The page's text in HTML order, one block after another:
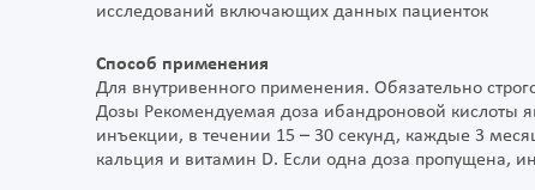
исследований включающих данных пациенток
Способ применения
Для внутривенного применения. Обязательно
Дозы Рекомендуемая доза ибандроновой кислоты
инъекции, в течении 15 – 30 секунд, каждые 3
кальция и витамин D. Если одна доза пропущена,